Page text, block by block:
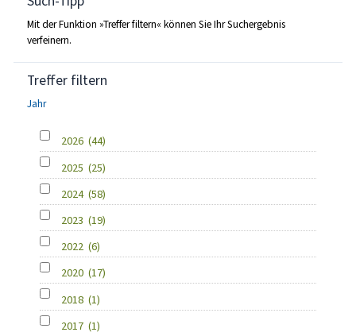
Mit der Funktion »Treffer filtern« können Sie Ihr Suchergebnis
verfeinern.
Treffer filtern
Jahr
2026 (44)
2025 (25)
2024 (58)
2023 (19)
2022 (6)
2020 (17)
2018 (1)
2017 (1)